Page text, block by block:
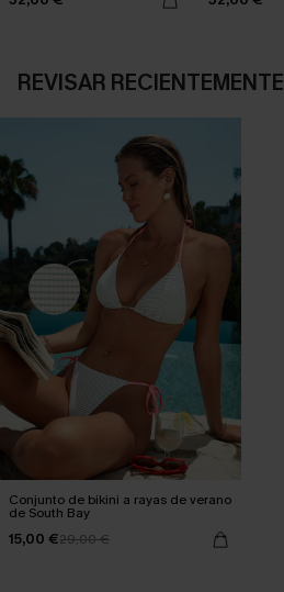
REVISAR RECIENTEMENTE
Conjunto de bikini a rayas de verano
de South Bay
15,00 €29,00 €